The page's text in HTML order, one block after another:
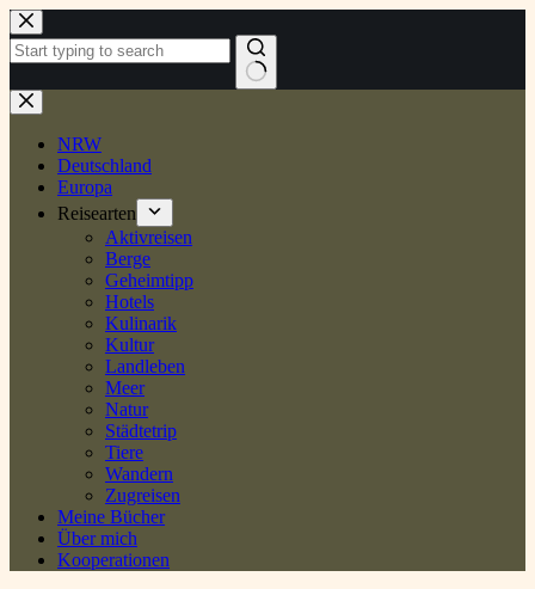
Zum
Inhalt
springen
Keine
Ergebnisse
NRW
Deutschland
Europa
Reisearten
Aktivreisen
Berge
Geheimtipp
Hotels
Kulinarik
Kultur
Landleben
Meer
Natur
Städtetrip
Tiere
Wandern
Zugreisen
Meine Bücher
Über mich
Kooperationen